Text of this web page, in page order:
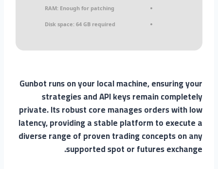
RAM: Enough for patching
Disk space: 64 GB required
Gunbot runs on your local machine, ensuring your
strategies and API keys remain completely
private. Its robust core manages orders with low
latency, providing a stable platform to execute a
diverse range of proven trading concepts on any
supported spot or futures exchange.